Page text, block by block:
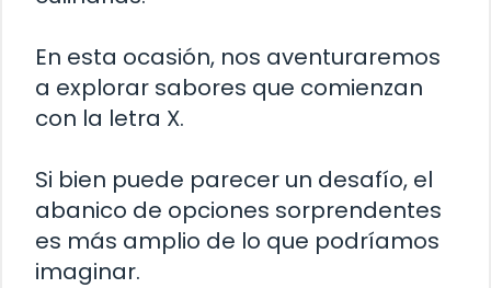
En esta ocasión, nos aventuraremos
a explorar sabores que comienzan
con la letra X.
Si bien puede parecer un desafío, el
abanico de opciones sorprendentes
es más amplio de lo que podríamos
imaginar.